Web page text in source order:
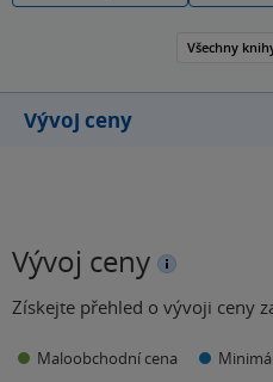
Všechny
Vývoj ceny
Vývoj ceny
Získejte přehled o vývoji ceny
Maloobchodní cena